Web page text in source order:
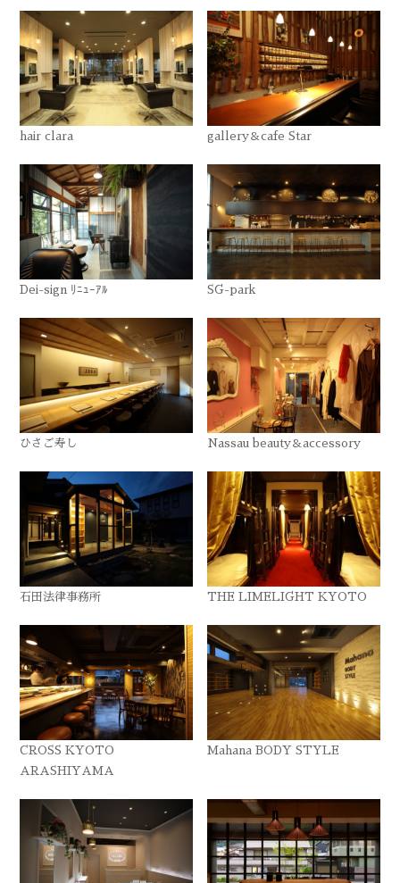
hair clara gallery＆cafe Star
Dei-sign ﾘﾆｭｰｱﾙ SG-park
ひさご寿し Nassau beauty＆accessory
石田法律事務所 THE LIMELIGHT KYOTO
CROSS KYOTO
ARASHIYAMA
Mahana BODY STYLE